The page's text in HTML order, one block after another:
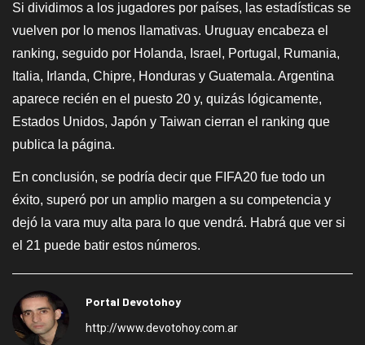
Si dividimos a los jugadores por países, las estadísticas se
vuelven por lo menos llamativas. Uruguay encabeza el
ranking, seguido por Holanda, Israel, Portugal, Rumania,
Italia, Irlanda, Chipre, Honduras y Guatemala. Argentina
aparece recién en el puesto 20 y, quizás lógicamente,
Estados Unidos, Japón y Taiwan cierran el ranking que
publica la página.
En conclusión, se podría decir que FIFA20 fue todo un
éxito, superó por un amplio margen a su competencia y
dejó la vara muy alta para lo que vendrá. Habrá que ver si
el 21 puede batir estos números.
Portal Devotohoy
http://www.devotohoy.com.ar